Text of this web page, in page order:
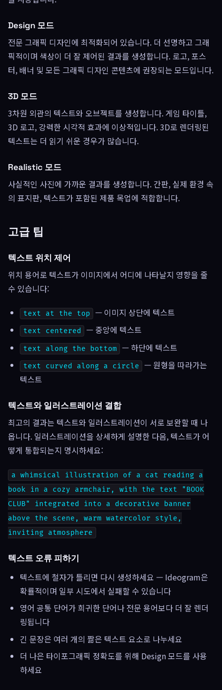
Design 모드
전문 그래픽 디자인에 최적화되어 있습니다. 더 선명하고 그래
픽적이며 색상이 더 잘 제어된 결과를 생성합니다. 로고, 포스
터, 배너 및 모든 그래픽 디자인 콘텐츠에 권장되는 모드입니다.
3D 모드
3차원 외관의 텍스트와 오브젝트를 생성합니다. 게임 타이틀,
3D 로고, 강력한 시각적 효과에 이상적입니다. 3D로 렌더링된
텍스트는 더 읽기 쉬운 경우가 많습니다.
Realistic 모드
사실적인 사진에 가까운 결과를 생성합니다. 간판, 실제 환경 속
의 표지판, 텍스트가 포함된 제품 목업에 적합합니다.
고급 팁
텍스트 위치 제어
위치 용어로 텍스트가 이미지에서 어디에 나타날지 영향을 줄
수 있습니다:
text at the top — 이미지 상단에 텍스트
text centered — 중앙에 텍스트
text along the bottom — 하단에 텍스트
text curved along a circle
— 원형을 따라가는
텍스트
텍스트와 일러스트레이션 결합
최고의 결과는 텍스트와 일러스트레이션이 서로 보완할 때 나
옵니다. 일러스트레이션을 상세하게 설명한 다음, 텍스트가 어
떻게 통합되는지 명시하세요:
a whimsical illustration of a cat reading a
book in a cozy armchair, with the text "BOOK
CLUB" integrated into a decorative banner
above the scene, warm watercolor style,
inviting atmosphere
텍스트 오류 피하기
텍스트에 철자가 틀리면 다시 생성하세요 — Ideogram은
확률적이며 일부 시도에서 실패할 수 있습니다
영어 공통 단어가 희귀한 단어나 전문 용어보다 더 잘 렌더
링됩니다
긴 문장은 여러 개의 짦은 텍스트 요소로 나누세요
더 나은 타이포그래픽 정확도를 위해 Design 모드를 사용
하세요